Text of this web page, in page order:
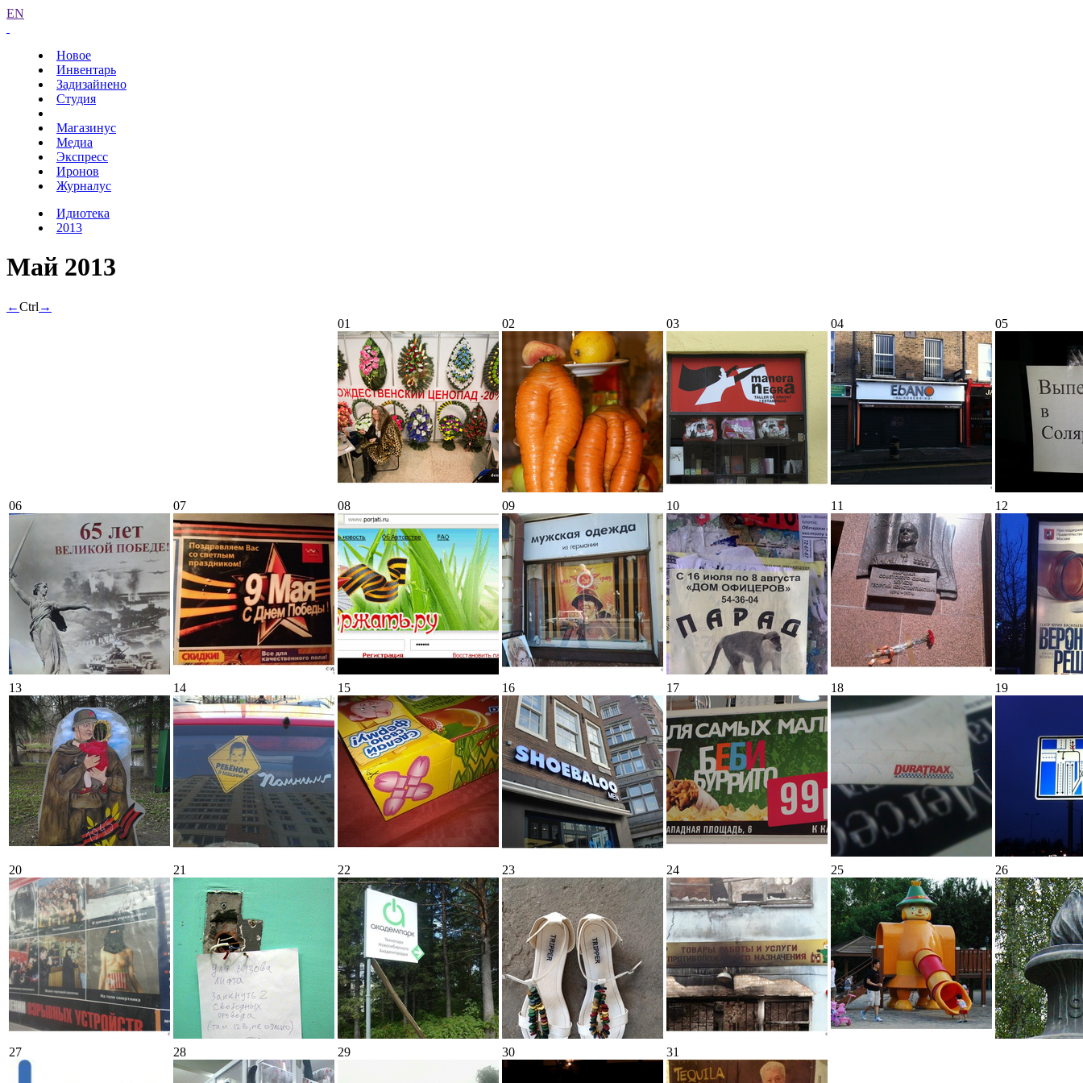
EN
Новое
Инвентарь
Задизайнено
Студия
Магазинус
Медиа
Экспресс
Иронов
Журналус
Идиотека
2013
Май 2013
←Ctrl →
01
02 03 04 05
06 07 08 09 10 11 12
13 14 15 16 17 18 19
20 21 22 23 24 25 26
27 28 29 30 31